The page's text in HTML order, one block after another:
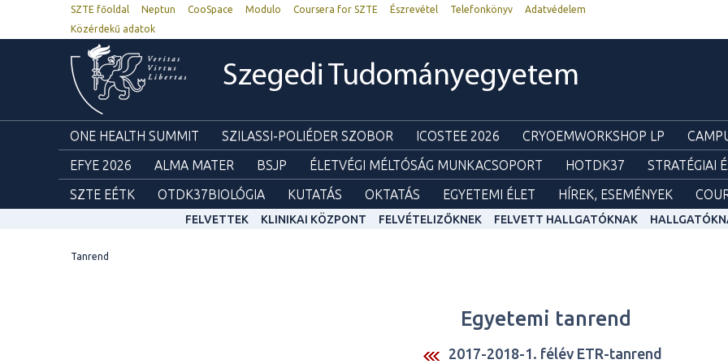
SZTE főoldal Neptun CooSpace Modulo Coursera for SZTE Észrevétel Telefonkönyv
Adatvédelem
Közérdekű adatok
Szegedi Tudományegyetem
ONE HEALTH SUMMIT SZILASSI-POLIÉDER SZOBOR ICOSTEE 2026 CRYOEMWORKSHOP LP
EFYE 2026
ALMA MATER BSJP ÉLETVÉGI MÉLTÓSÁG MUNKACSOPORT HOTDK37
STRATÉGIAI
SZTE EÉTK
OTDK37BIOLÓGIA KUTATÁS OKTATÁS EGYETEMI ÉLET HÍREK, ESEMÉNYEK
FELVETTEK KLINIKAI KÖZPONT FELVÉTELIZŐKNEK FELVETT HALLGATÓKNAK
Tanrend
Egyetemi tanrend
2017-2018-1. félév ETR-tanrend